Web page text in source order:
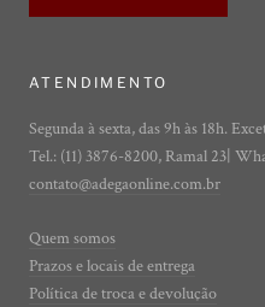
ATENDIMENTO
Segunda à sexta, das 9h às 18h.
Tel.: (11) 3876-8200, Ramal 23|
contato@adegaonline.com.br
Quem somos
Prazos e locais de entrega
Política de troca e devolução